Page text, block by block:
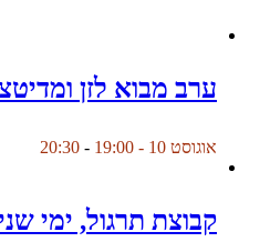
ערב מבוא לזן
אוגוסט 10 - 19:00 -
20:30
קבוצת תרגול, ימי